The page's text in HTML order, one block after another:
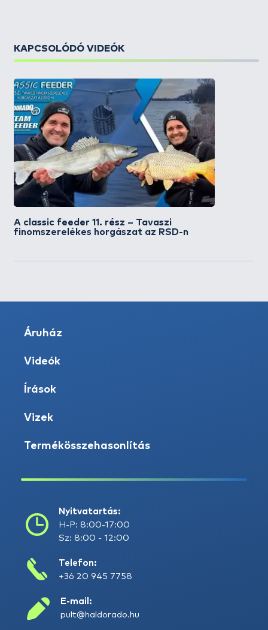
KAPCSOLÓDÓ VIDEÓK
A classic feeder 11. rész – Tavaszi
finomszerelékes horgászat az RSD-n
Áruház
Videók
Írások
Vizek
Termékösszehasonlítás
Nyitvatartás:
H-P: 8:00-17:00
Sz: 8:00 - 12:00
Telefon:
+36 20 945 7758
E-mail:
pult@haldorado.hu